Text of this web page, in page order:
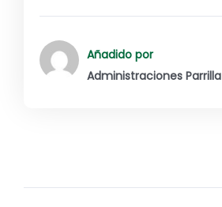
Añadido por
Administraciones Parrilla